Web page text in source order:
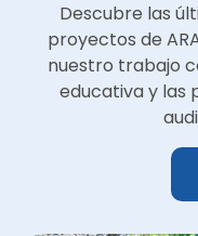
Descubre las
proyectos de
nuestro trabajo
educativa y las